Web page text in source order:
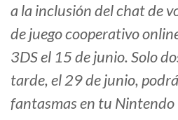
a la inclusión del chat de
de juego cooperativo
3DS el 15 de junio. Solo
tarde, el 29 de junio,
fantasmas en tu Nintendo